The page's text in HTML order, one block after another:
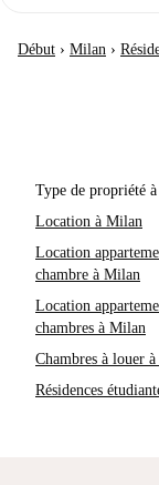
Début › Milan ›
Type de propriété
Location à Milan
Location
chambre à Milan
Location
chambres à Milan
Chambres à louer
Résidences